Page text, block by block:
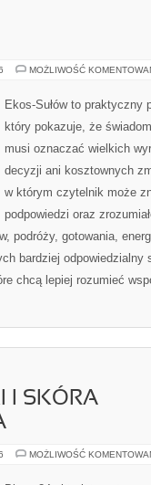
MOŻLIWOŚĆ
Ekos-Sułów to praktyczny
który pokazuje, że
musi oznaczać wielkich
decyzji ani kosztownych
w którym czytelnik może
podpowiedzi oraz
podróży, gotowania,
bardziej odpowiedzialny
chcą lepiej rozumieć
I SKÓRA
MOŻLIWOŚĆ